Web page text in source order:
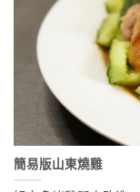
簡易版山東燒雞